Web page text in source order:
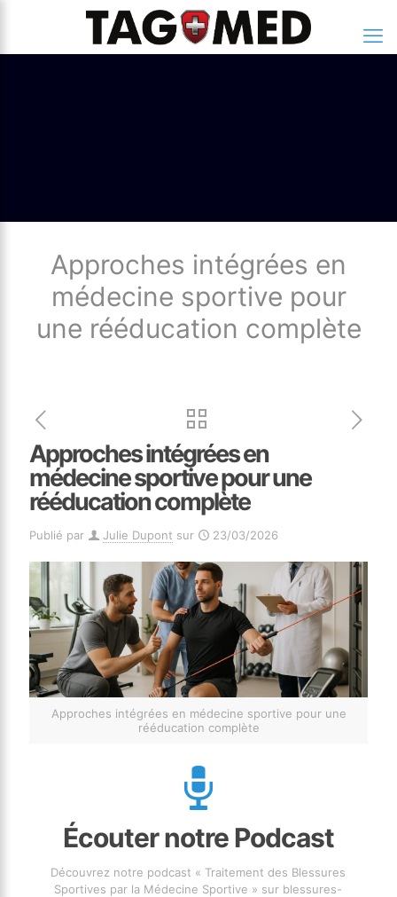
Approches intégrées en
médecine sportive pour
une rééducation complète
Approches intégrées en
médecine sportive pour une
rééducation complète
Publié par Julie Dupont sur 23/03/2026
Approches intégrées en médecine sportive pour une
rééducation complète
Écouter notre Podcast
Découvrez notre podcast « Traitement des Blessures
Sportives par la Médecine Sportive » sur blessures-